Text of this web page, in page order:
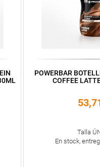
POWERBAR
COFFEE
Talla
En stock,